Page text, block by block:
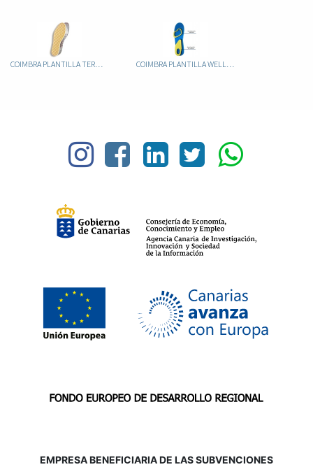
COIMBRA PLANTILLA TERMAL RECORTABLE 34/47 COIMBRA PLANTILLA WELLINESS GEL
EMPRESA BENEFICIARIA DE LAS SUBVENCIONES